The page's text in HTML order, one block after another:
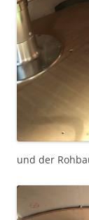
und der